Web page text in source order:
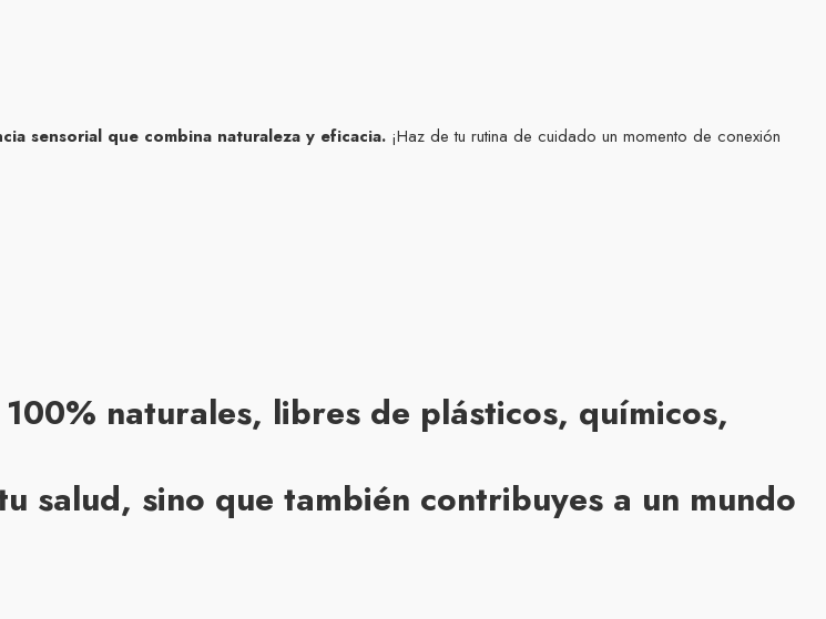
sensorial que combina naturaleza y eficacia. ¡Haz de tu rutina de cuidado un momento de conexión
naturales, libres de plásticos, químicos,
salud, sino que también contribuyes a un mundo